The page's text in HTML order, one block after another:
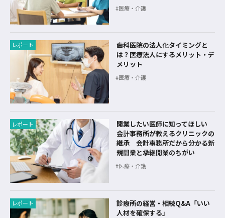
医療・介護
レポート
歯科医院の法人化タイミングと
は？医療法人にするメリット・デ
メリット
医療・介護
レポート
開業したい医師に知ってほしい
会計事務所が教えるクリニックの
継承 会計事務所だから分かる新
規開業と承継開業のちがい
医療・介護
レポート
診療所の経営・相続Q&A「いい
人材を確保する」